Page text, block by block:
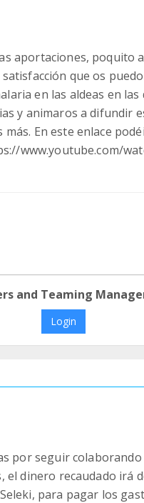
aportaciones, poquito
que os
en las aldeas en
y animaros a difundir
En este enlace
www.youtube.com/
and Teaming
Login
por seguir colaborando
dinero recaudado irá
para pagar los